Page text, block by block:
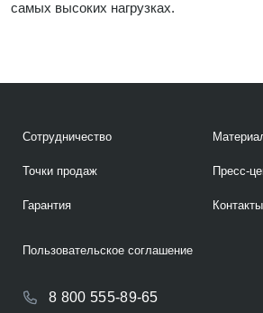
самых высоких нагрузках.
Сотрудничество
Точки продаж
Гарантия
Пресс-
Контакты
8 800 555-89-65
Пользовательское соглашение